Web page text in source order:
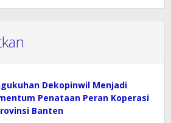
Dekopinwil Menjadi
Penataan Peran Koperasi
Banten